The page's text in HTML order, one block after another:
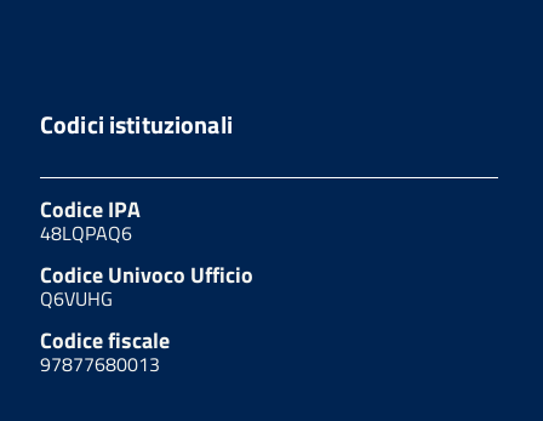
Codici istituzionali
Codice IPA
48LQPAQ6
Codice Univoco Ufficio
Q6VUHG
Codice fiscale
97877680013